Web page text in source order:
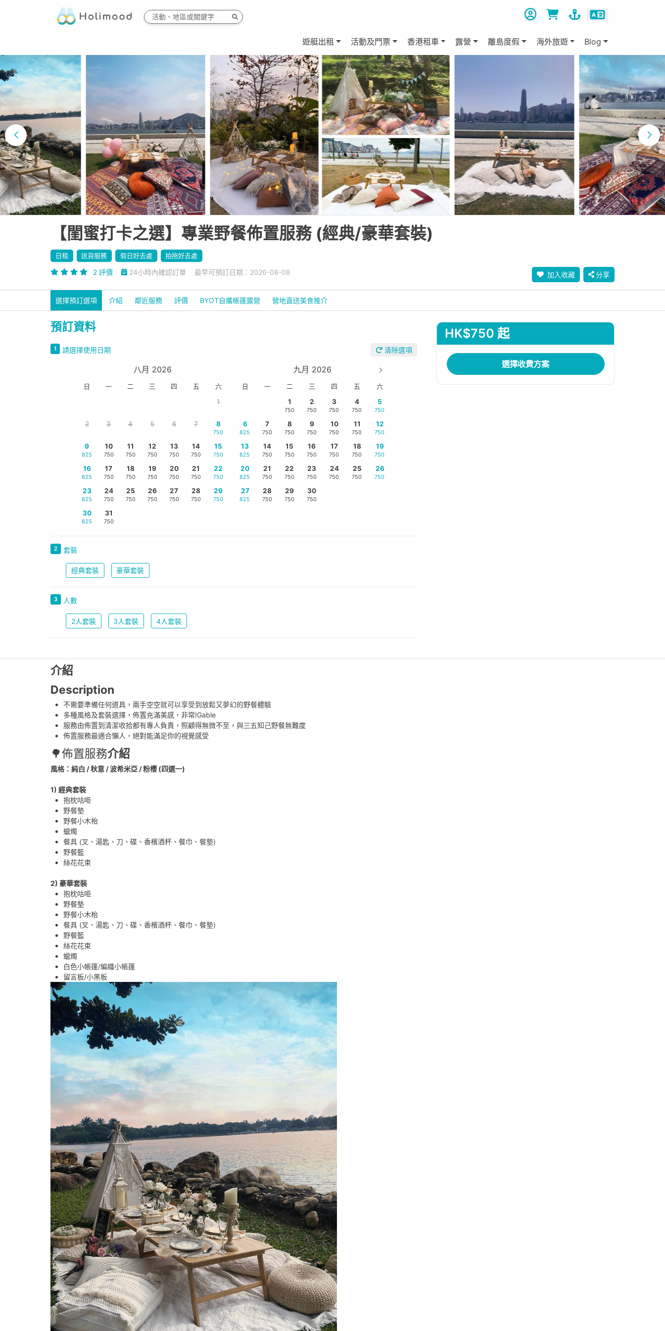
遊艇出租 活動及門票 香港租車 露營 離島度假 海外旅遊 Blog
【閨蜜打卡之選】專業野餐佈置服務 (經典/豪華套裝)
日租 送貨服務 假日好去處 拍拖好去處
2 評價 24小時內確認訂單 最早可預訂日期：2026-08-08 加入收藏 分享
選擇預訂選項 介紹 鄰近服務 評價 BYOT自攜帳篷露營 營地直送美食推介
預訂資料
清除選項
1 請選擇使用日期
八月 2026
日 一 二 三 四 五
六
1
2 3 4 5 6 7 8
750
9
825
10
750
11
750
12
750
13
750
14
750
15
750
16
825
17
750
18
750
19
750
20
750
21
750
22
750
23
825
24
750
25
750
26
750
27
750
28
750
29
750
30
825
31
750
九月 2026
日 一 二 三 四 五
六
1
750
2
750
3
750
4
750
5
750
6
825
7
750
8
750
9
750
10
750
11
750
12
750
13
825
14
750
15
750
16
750
17
750
18
750
19
750
20
825
21
750
22
750
23
750
24
750
25
750
26
750
27
825
28
750
29
750
30
750
2 套裝
經典套裝 豪華套裝
3 人數
2人套裝 3人套裝 4人套裝
HK$750 起
選擇收費方案
介紹
Description
不需要準備任何道具，兩手空空就可以享受到放鬆又夢幻的野餐體驗
多種風格及套裝選擇，佈置充滿美感，非常IGable
服務由佈置到清潔收拾都有專人負責，照顧得無微不至，與三五知己野餐無難度
佈置服務最適合懶人，絕對能滿足你的視覺感受
🌳佈置服務介紹
風格：純白 / 秋意 / 波希米亞 / 粉櫻 (四選一)
1) 經典套裝
抱枕咕𠱸
野餐墊
野餐小木枱
蠟燭
餐具 (叉、湯匙、刀、碟、香檳酒杯、餐巾、餐墊)
野餐籃
絲花花束
2) 豪華套裝
抱枕咕𠱸
野餐墊
野餐小木枱
餐具 (叉、湯匙、刀、碟、香檳酒杯、餐巾、餐墊)
野餐籃
絲花花束
蠟燭
白色小帳篷/編織小帳篷
留言板/小黑板